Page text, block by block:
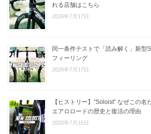
れる店舗はこちら
2026年7月17日
同一条件テストで「読み解く」新型
フィーリング
2026年7月17日
【ヒストリー】”Soloist” なぜこの
エアロロードの歴史と復活の理由
2026年7月16日